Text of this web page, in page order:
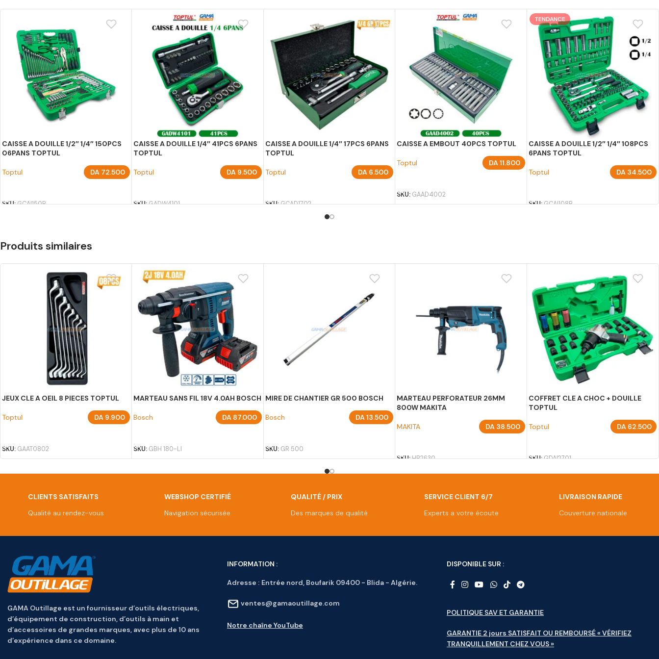
CAISSE A DOUILLE 1/2″ 1/4″ 150PCS
06PANS TOPTUL
Toptul DA 72.500
SKU:GCAI150R
CAISSE A DOUILLE 1/4″ 41PCS 6PANS
TOPTUL
Toptul DA9.500
SKU:GADW4101
CAISSE A DOUILLE 1/4″ 17PCS 6PANS
TOPTUL
Toptul DA 6.500
SKU:GCAD1702
CAISSE A EMBOUT 40PCS TOPTUL
Toptul DA11.800
SKU: GAAD4002
TENDANCE
CAISSE A DOUILLE 1/2″ 1/4″ 108PCS
6PANS TOPTUL
Toptul DA34.500
SKU:GCAI108R
Produits similaires
JEUX CLE A OEIL 8 PIECES TOPTUL
Toptul DA 9.900
SKU: GAAT0802
MARTEAU SANS FIL 18V 4.0AH BOSCH
Bosch DA 87.000
SKU: GBH 180-LI
MIRE DE CHANTIER GR 500 BOSCH
Bosch DA 13.500
SKU: GR 500
MARTEAU PERFORATEUR 26MM
800W MAKITA
MAKITA DA 38.500
SKU:HR2630
COFFRET CLE A CHOC + DOUILLE
TOPTUL
Toptul DA 62.500
SKU:GDAI2701
CLIENTS SATISFAITS
Qualité au rendez-vous
WEBSHOP CERTIFIÉ
Navigation sécurisée
QUALITÉ / PRIX
Des marques de qualité
SERVICE CLIENT 6/7
Experts a votre écoute
LIVRAISON RAPIDE
Couverture nationale
GAMA Outillage est un fournisseur d’outils électriques,
d’équipement de construction, d’outils à main et
d’accessoires de grandes marques, avec plus de 10 ans
d’expérience dans ce domaine.
INFORMATION :
Adresse : Entrée nord, Boufarik 09400 - Blida - Algérie.
ventes@gamaoutillage.com
Notre chaîne YouTube
DISPONIBLE SUR :
POLITIQUE SAV ET GARANTIE
GARANTIE 2 jours SATISFAIT OU REMBOURSÉ « VÉRIFIEZ
TRANQUILLEMENT CHEZ VOUS »